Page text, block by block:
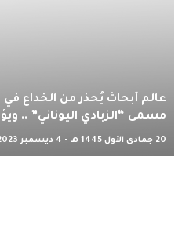
عالم أبحاث يُحذر من الخداع
مسمى “الزبادي اليوناني” ..
20 جمادى الأول 1445 هـ - 4 ديسمبر 2023 م